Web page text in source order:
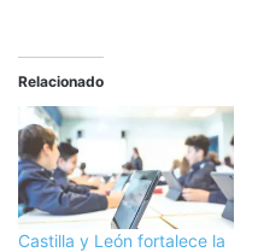
Relacionado
Castilla y León fortalece la